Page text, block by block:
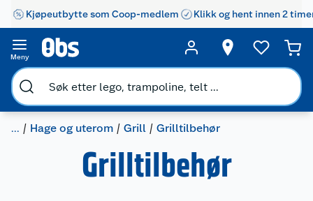
Kjøpeutbytte som Coop-medlem Klikk og hent innen 2
Meny
... Hage og uterom Grill Grilltilbehør
Grilltilbehør